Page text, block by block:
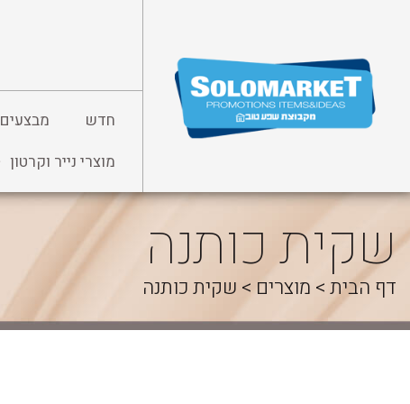
חדש מבצעים
מוצרי נייר וקרטון
שקית כותנה
דף הבית> מוצרים > שקית כותנה